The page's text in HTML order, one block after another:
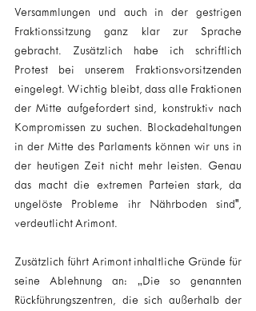
Versammlungen und auch in der gestrigen
Fraktionssitzung ganz klar zur Sprache
gebracht. Zusätzlich habe ich schriftlich
Protest bei unserem Fraktionsvorsitzenden
eingelegt. Wichtig bleibt, dass alle Fraktionen
der Mitte aufgefordert sind, konstruktiv nach
Kompromissen zu suchen. Blockadehaltungen
in der Mitte des Parlaments können wir uns in
der heutigen Zeit nicht mehr leisten. Genau
das macht die extremen Parteien stark, da
ungelöste Probleme ihr Nährboden sind",
verdeutlicht Arimont.
Zusätzlich führt Arimont inhaltliche Gründe für
seine Ablehnung an: „Die so genannten
Rückführungszentren, die sich außerhalb der